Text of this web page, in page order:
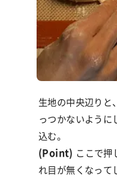
生地の中央辺りと
っつかないように
込む。
(Point) ここで押
れ目が無くなって